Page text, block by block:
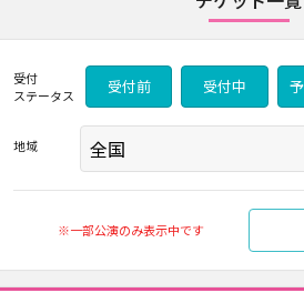
受付
ステータス
受付前 受付中
地域
※一部公演のみ表示中です